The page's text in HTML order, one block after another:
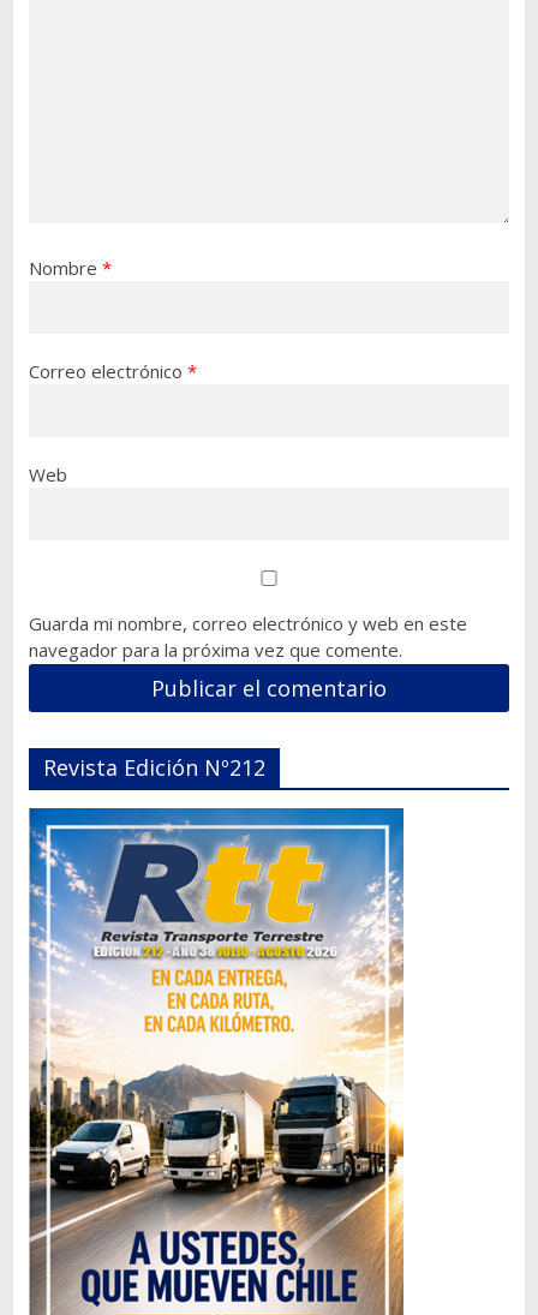
Nombre *
Correo electrónico *
Web
Guarda mi nombre, correo electrónico y web en este
navegador para la próxima vez que comente.
Revista Edición Nº212